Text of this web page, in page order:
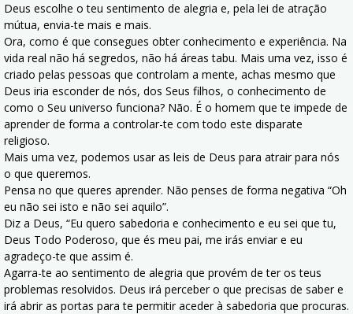
Deus escolhe o teu sentimento de alegria e, pela lei de atração
mútua, envia-te mais e mais.
Ora, como é que consegues obter conhecimento e experiência. Na
vida real não há segredos, não há áreas tabu. Mais uma vez, isso é
criado pelas pessoas que controlam a mente, achas mesmo que
Deus iria esconder de nós, dos Seus filhos, o conhecimento de
como o Seu universo funciona? Não. É o homem que te impede de
aprender de forma a controlar-te com todo este disparate
religioso.
Mais uma vez, podemos usar as leis de Deus para atrair para nós
o que queremos.
Pensa no que queres aprender. Não penses de forma negativa “Oh
eu não sei isto e não sei aquilo”.
Diz a Deus, “Eu quero sabedoria e conhecimento e eu sei que tu,
Deus Todo Poderoso, que és meu pai, me irás enviar e eu
agradeço-te que assim é.
Agarra-te ao sentimento de alegria que provém de ter os teus
problemas resolvidos. Deus irá perceber o que precisas de saber e
irá abrir as portas para te permitir aceder à sabedoria que procuras.